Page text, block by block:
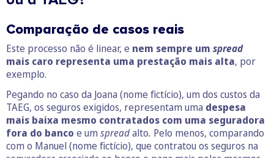
Comparação de casos reais
Este processo não é linear, e nem sempre um spread
mais caro representa uma prestação mais alta, por
exemplo.
Pegando no caso da Joana (nome fictício), um dos custos da
TAEG, os seguros exigidos, representam uma despesa
mais baixa mesmo contratados com uma seguradora
fora do banco e um spreadalto. Pelo menos, comparando
com o Manuel (nome fictício), que contratou os seguros na